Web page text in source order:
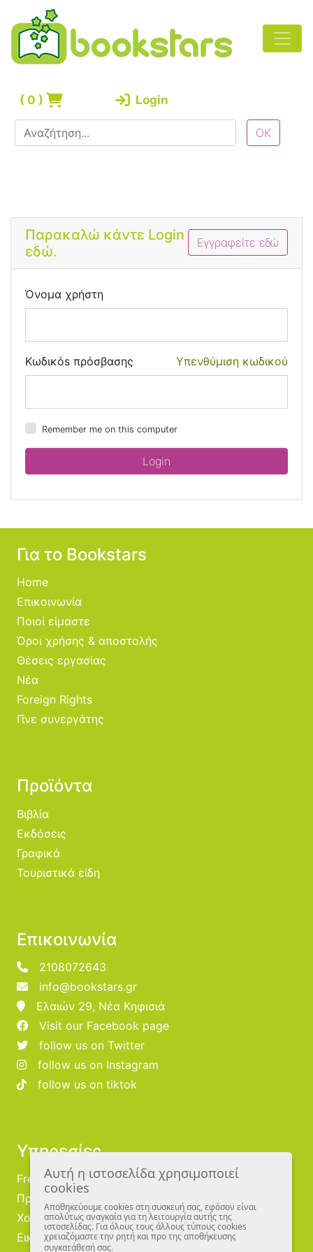
( 0 ) Login
Εγγραφείτε εδώ
Παρακαλώ κάντε Login
εδώ.
Όνομα χρήστη
Υπενθύμιση κωδικού
Κωδικόs πρόσβασης
Remember me on this computer
Για το Bookstars
Home
Επικοινωνία
Ποιοί είμαστε
Όροι χρήσης & αποστολής
Θέσεις εργασίας
Νέα
Foreign Rights
Γίνε συνεργάτης
Προϊόντα
Βιβλία
Εκδόσεις
Γραφικά
Τουριστικά είδη
Επικοινωνία
2108072643
info@bookstars.gr
Ελαιών 29, Νέα Κηφισιά
Visit our Facebook page
follow us on Twitter
follow us on Instagram
follow us on tiktok
Υπηρεσίες
Free Publishing
Προμηθευτές
Χονδρική
Εικονογράφοι
Αυτή η ιστοσελίδα χρησιμοποιεί
cookies
Αποθηκεύουμε cookies στη συσκευή σας, εφόσον είναι
απολύτως αναγκαία για τη λειτουργία αυτής της
ιστοσελίδας. Για όλους τους άλλους τύπους cookies
χρειαζόμαστε την ρητή και προ της αποθήκευσης
συγκατάθεσή σας.